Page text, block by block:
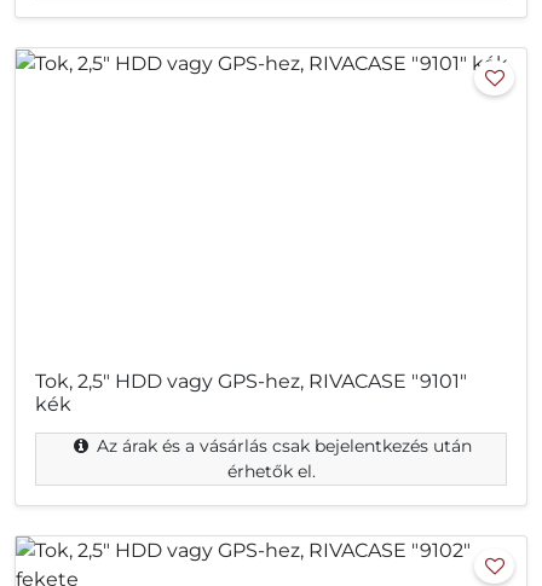
Tok, 2,5" HDD vagy GPS-hez, RIVACASE "9101"
kék
Az árak és a vásárlás csak bejelentkezés után
érhetők el.